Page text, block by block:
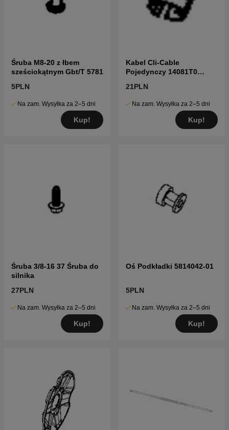
Śruba M8-20 z łbem
sześciokątnym Gbt/T 5781
5PLN
Na zam. Wysyłka za 2–5 dni
Kup!
Kabel Cli-Cable
Pojedynczy 14081T0
21PLN
Na zam. Wysyłka za 2–5 dni
Kup!
Śruba 3/8-16 37 Śruba do
silnika
27PLN
Na zam. Wysyłka za 2–5 dni
Kup!
Oś Podkładki 5814042-01
5PLN
Na zam. Wysyłka za 2–5 dni
Kup!